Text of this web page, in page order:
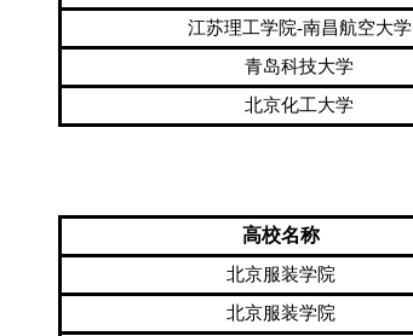
江苏理工学院-南昌航空大学
青岛科技大学
北京化工大学
高校名称
北京服装学院
北京服装学院